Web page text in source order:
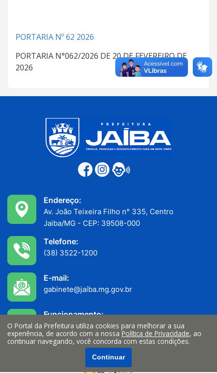
PORTARIA Nº 62 2026
PORTARIA N°062/2026 DE 20 DE FEVEREIRO DE
2026
Endereço:
Av. João Teixeira Filho n° 335, Centro
Jaiba/MG - CEP: 39508-000
Telefone:
(38) 3522-1200
E-mail:
gabinete@jaíba.mg.gov.br
Funcionamento:
Atendimento ao público: 7h às 11h
Serviços internos: 13h às 17h
O Portal da Prefeitura utiliza cookies para melhorar a sua
experiência, de acordo com a nossa Política de Privacidade, ao
continuar navegando, você concorda com estas condições.
Continuar